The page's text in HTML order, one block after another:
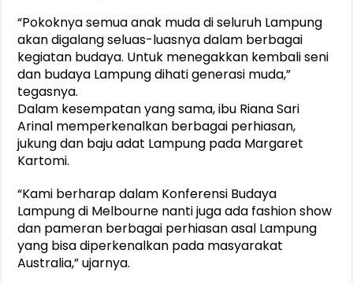
“Pokoknya semua anak muda di seluruh Lampung
akan digalang seluas-luasnya dalam berbagai
kegiatan budaya. Untuk menegakkan kembali seni
dan budaya Lampung dihati generasi muda,”
tegasnya.
Dalam kesempatan yang sama, ibu Riana Sari
Arinal memperkenalkan berbagai perhiasan,
jukung dan baju adat Lampung pada Margaret
Kartomi.
“Kami berharap dalam Konferensi Budaya
Lampung di Melbourne nanti juga ada fashion show
dan pameran berbagai perhiasan asal Lampung
yang bisa diperkenalkan pada masyarakat
Australia,” ujarnya.